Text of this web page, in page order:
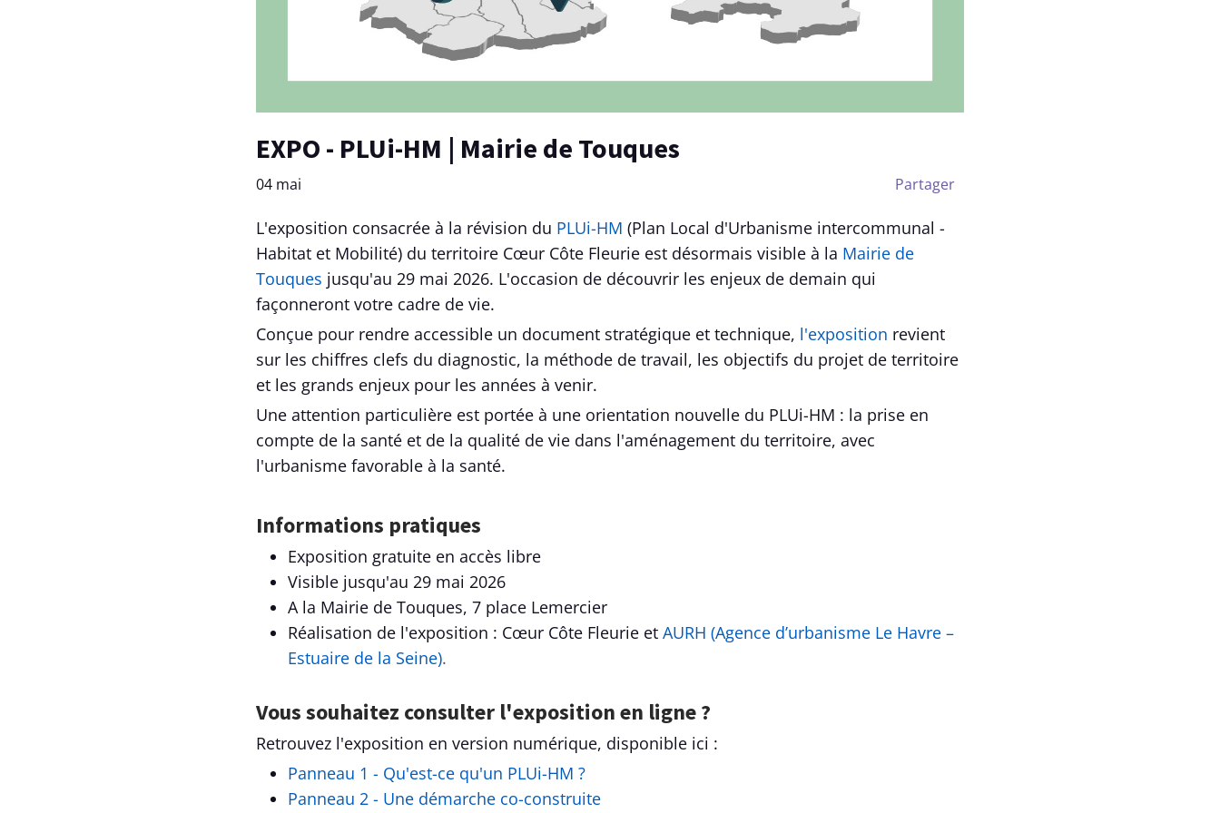
EXPO - PLUi-HM | Mairie de Touques
04 mai Partager
L'exposition consacrée à la révision du PLUi-HM (Plan Local d'Urbanisme intercommunal -
Habitat et Mobilité) du territoire Cœur Côte Fleurie est désormais visible à la Mairie de
Touques jusqu'au 29 mai 2026. L'occasion de découvrir les enjeux de demain qui
façonneront votre cadre de vie.
Conçue pour rendre accessible un document stratégique et technique, l'exposition revient
sur les chiffres clefs du diagnostic, la méthode de travail, les objectifs du projet de territoire
et les grands enjeux pour les années à venir.
Une attention particulière est portée à une orientation nouvelle du PLUi-HM : la prise en
compte de la santé et de la qualité de vie dans l'aménagement du territoire, avec
l'urbanisme favorable à la santé.
Informations pratiques
Exposition gratuite en accès libre
Visible jusqu'au 29 mai 2026
A la Mairie de Touques, 7 place Lemercier
Réalisation de l'exposition : Cœur Côte Fleurie etAURH (Agence d’urbanisme Le Havre –
Estuaire de la Seine).
Vous souhaitez consulter l'exposition en ligne ?
Retrouvez l'exposition en version numérique, disponible ici :
Panneau 1 - Qu'est-ce qu'un PLUi-HM ?
Panneau 2 - Une démarche co-construite